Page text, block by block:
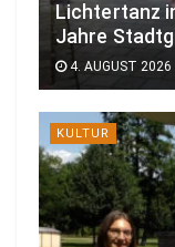
Lichtertanz
Jahre
4. AUGUST 2026
KULTUR